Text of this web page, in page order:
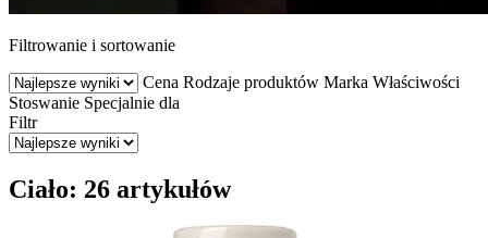
Filtrowanie i sortowanie
Cena Rodzaje produktów Marka Właściwości
Stoswanie Specjalnie dla
Filtr
Ciało: 26 artykułów